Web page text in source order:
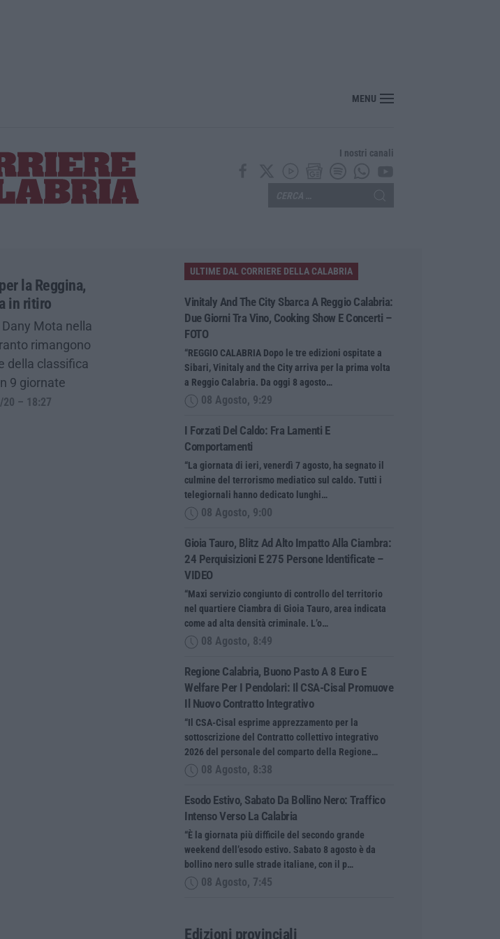
MENU
I nostri canali
la Reggina,
in ritiro
Mota nella
rimangono
della classifica
9 giornate
20 – 18:27
ULTIME DAL CORRIERE DELLA CALABRIA
Vinitaly And The City Sbarca A Reggio Calabria:
Due Giorni Tra Vino, Cooking Show E Concerti –
FOTO
“REGGIO CALABRIA Dopo le tre edizioni ospitate a
Sibari, Vinitaly and the City arriva per la prima volta
a Reggio Calabria. Da oggi 8 agosto…
08 Agosto, 9:29
I Forzati Del Caldo: Fra Lamenti E
Comportamenti
“La giornata di ieri, venerdì 7 agosto, ha segnato il
culmine del terrorismo mediatico sul caldo. Tutti i
telegiornali hanno dedicato lunghi…
08 Agosto, 9:00
Gioia Tauro, Blitz Ad Alto Impatto Alla Ciambra:
24 Perquisizioni E 275 Persone Identificate –
VIDEO
“Maxi servizio congiunto di controllo del territorio
nel quartiere Ciambra di Gioia Tauro, area indicata
come ad alta densità criminale. L’o…
08 Agosto, 8:49
Regione Calabria, Buono Pasto A 8 Euro E
Welfare Per I Pendolari: Il CSA-Cisal Promuove
Il Nuovo Contratto Integrativo
“Il CSA-Cisal esprime apprezzamento per la
sottoscrizione del Contratto collettivo integrativo
2026 del personale del comparto della Regione…
08 Agosto, 8:38
Esodo Estivo, Sabato Da Bollino Nero: Traffico
Intenso Verso La Calabria
“È la giornata più difficile del secondo grande
weekend dell’esodo estivo. Sabato 8 agosto è da
bollino nero sulle strade italiane, con il p…
08 Agosto, 7:45
Edizioni provinciali